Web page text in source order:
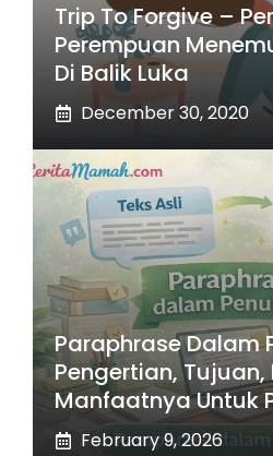
Trip To Forgive –
Perempuan
Di Balik Luka
December 30, 2020
Paraphrase Dalam
Pengertian, Tujuan,
Manfaatnya Untuk
February 9, 2026